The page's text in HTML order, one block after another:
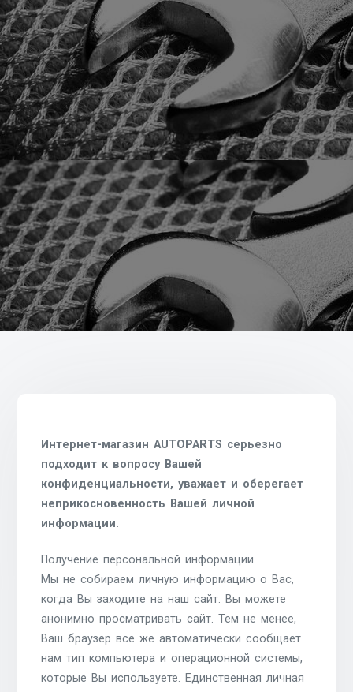
Интернет-магазин AUTOPARTS серьезно
подходит к вопросу Вашей
конфиденциальности, уважает и оберегает
неприкосновенность Вашей личной
информации.
Получение персональной информации.
Мы не собираем личную информацию о Вас,
когда Вы заходите на наш сайт. Вы можете
анонимно просматривать сайт. Тем не менее,
Ваш браузер все же автоматически сообщает
нам тип компьютера и операционной системы,
которые Вы используете. Единственная личная